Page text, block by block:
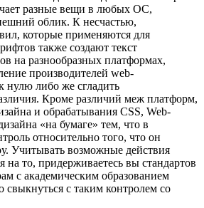
разные вещи в любых ОС,
облик. К несчастью,
которые применяются для
также создают текст
на разнообразных платформах,
производителей web-
нулю либо же сгладить
Кроме различий меж платформ,
и обрабатывания CSS, Web-
«на бумаге» тем, что в
относительно того, что он
Учитывать возможные действия
на то, придерживаетесь вы стандартов
с академическим образованием
свыкнуться с таким контролем со